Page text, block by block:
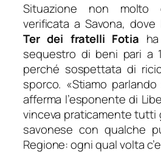
Situazione non
verificata a Savona, dove
Ter dei fratelli Fotia
sequestro di beni pari a
perché sospettata di
sporco. «Stiamo
afferma l’esponente di
vinceva praticamente tutti
savonese con qualche
Regione: ogni qual volta